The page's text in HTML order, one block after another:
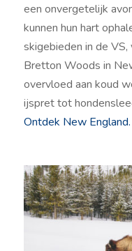
een onvergetelijk
kunnen hun hart
skigebieden in de
Bretton Woods in
overvloed aan koud
ijspret tot
Ontdek New England.